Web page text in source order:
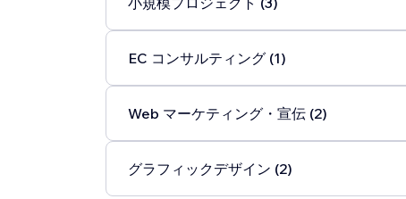
EC コンサルティング (1)
Web マーケティング・宣伝 (2)
グラフィックデザイン (2)